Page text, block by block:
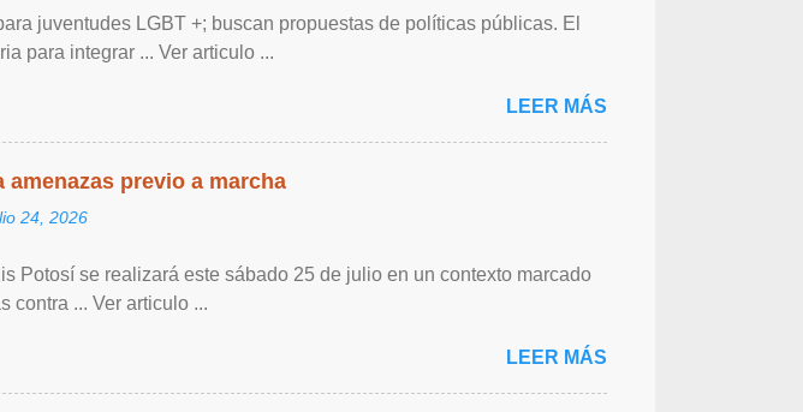
juventudes LGBT +; buscan propuestas de políticas públicas. El
para integrar ... Ver articulo ...
LEER MÁS
previo a marcha
24, 2026
Potosí se realizará este sábado 25 de julio en un contexto marcado
contra ... Ver articulo ...
LEER MÁS